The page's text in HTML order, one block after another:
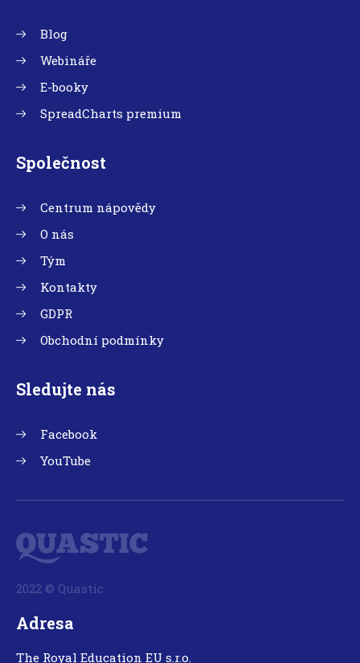
Blog
Webináře
E-booky
SpreadCharts premium
Společnost
Centrum nápovědy
O nás
Tým
Kontakty
GDPR
Obchodní podmínky
Sledujte nás
Facebook
YouTube
2022 © Quastic
Adresa
The Royal Education EU s.r.o.